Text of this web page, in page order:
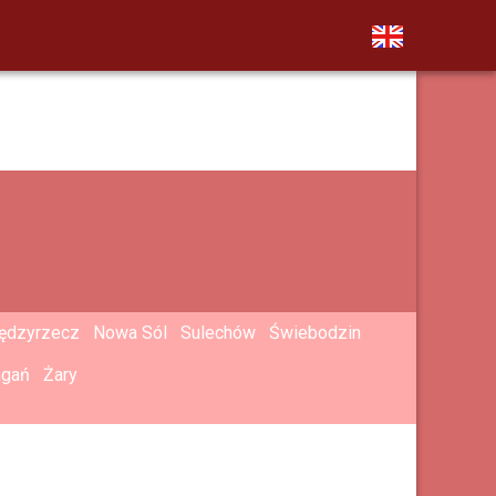
Nowa Sól Sulechów
Świebodzin
Żary